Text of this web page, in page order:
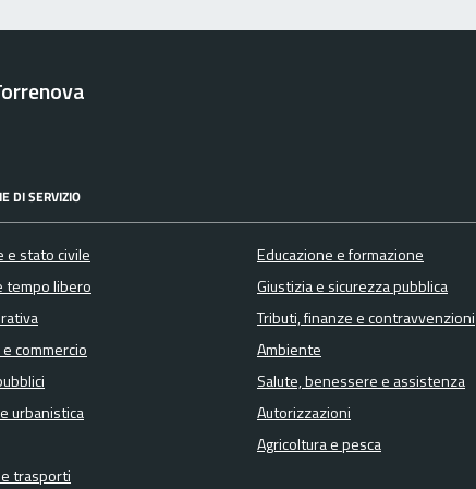
DI SERVIZIO
e stato civile
tempo libero
commercio
urbanistica
trasporti
Educazione e formazione
Giustizia e sicurezza pubblica
Tributi, finanze e contravvenzioni
Ambiente
Salute, benessere e assistenza
Autorizzazioni
Agricoltura e pesca